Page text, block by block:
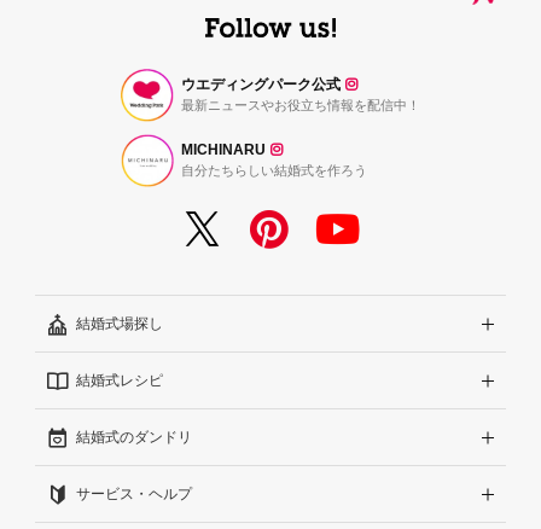
ウエディングパーク公式
最新ニュースやお役立ち情報を配信中！
MICHINARU
自分たちらしい結婚式を作ろう
結婚式場探し
エリアから探す
こだわりから探す
雰囲気から探す
結婚式レシピ
結婚式準備レポート『ハナレポ』
結婚式当日の動画『ムビレポ』
結婚式のダンドリ
結婚準備ガイド
サービス・ヘルプ